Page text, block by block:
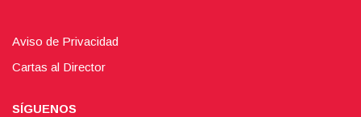
Aviso de Privacidad
Cartas al Director
SÍGUENOS